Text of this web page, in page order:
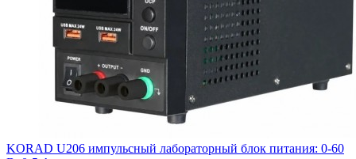
KORAD U206 импульсный лабораторный блок питания: 0-60